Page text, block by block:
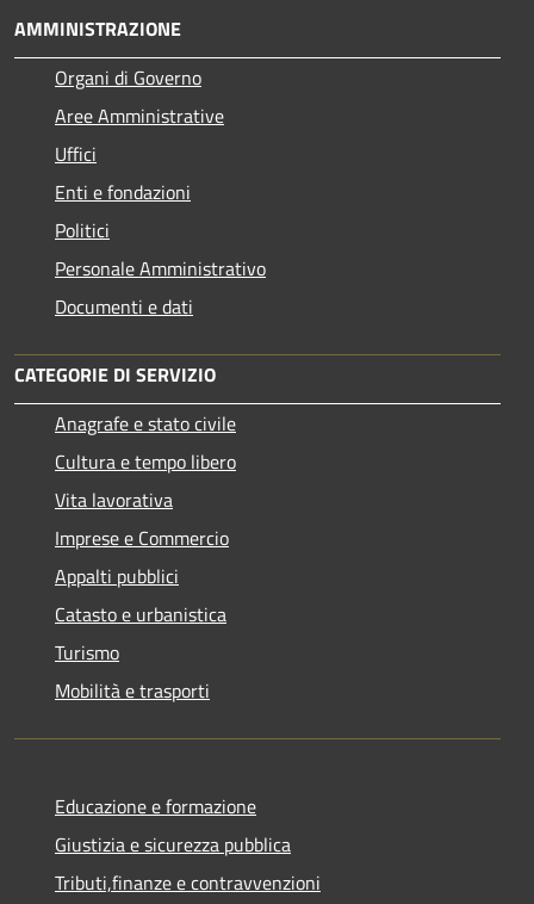
AMMINISTRAZIONE
Organi di Governo
Aree Amministrative
Uffici
Enti e fondazioni
Politici
Personale Amministrativo
Documenti e dati
CATEGORIE DI SERVIZIO
Anagrafe e stato civile
Cultura e tempo libero
Vita lavorativa
Imprese e Commercio
Appalti pubblici
Catasto e urbanistica
Turismo
Mobilità e trasporti
Educazione e formazione
Giustizia e sicurezza pubblica
Tributi,finanze e contravvenzioni